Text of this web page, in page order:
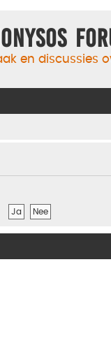
en discussies